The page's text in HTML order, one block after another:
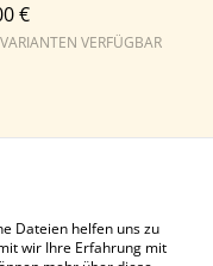
€
VERFÜGBAR
Terms
Policy
Dateien helfen uns zu
wir Ihre Erfahrung mit